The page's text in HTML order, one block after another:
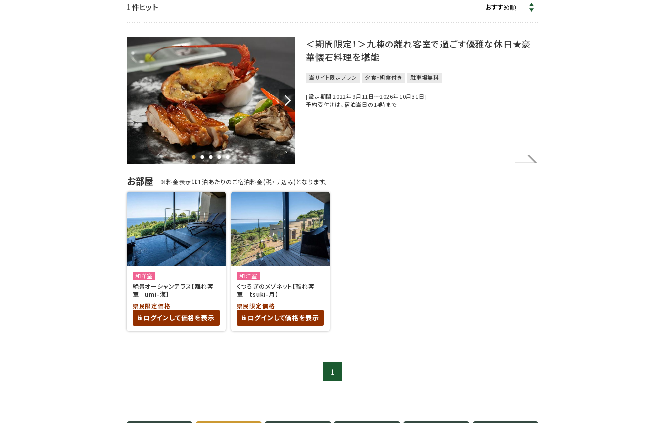
1件ヒット
＜期間限定！＞九棟の離れ客室で過ごす優雅な休日★豪
華懐石料理を堪能
当サイト限定プラン 夕食・朝食付き 駐車場無料
[設定期間 2022年9月11日～2026年10月31日]
予約受付けは、宿泊当日の14時まで
お部屋 ※料金表示は1泊あたりのご宿泊料金(税・サ込み)となります。
和洋室
絶景オーシャンテラス【離れ客
室 umi-海】
県民限定価格
ログインして価格を表示
和洋室
くつろぎのメゾネット【離れ客
室 tsuki-月】
県民限定価格
ログインして価格を表示
1